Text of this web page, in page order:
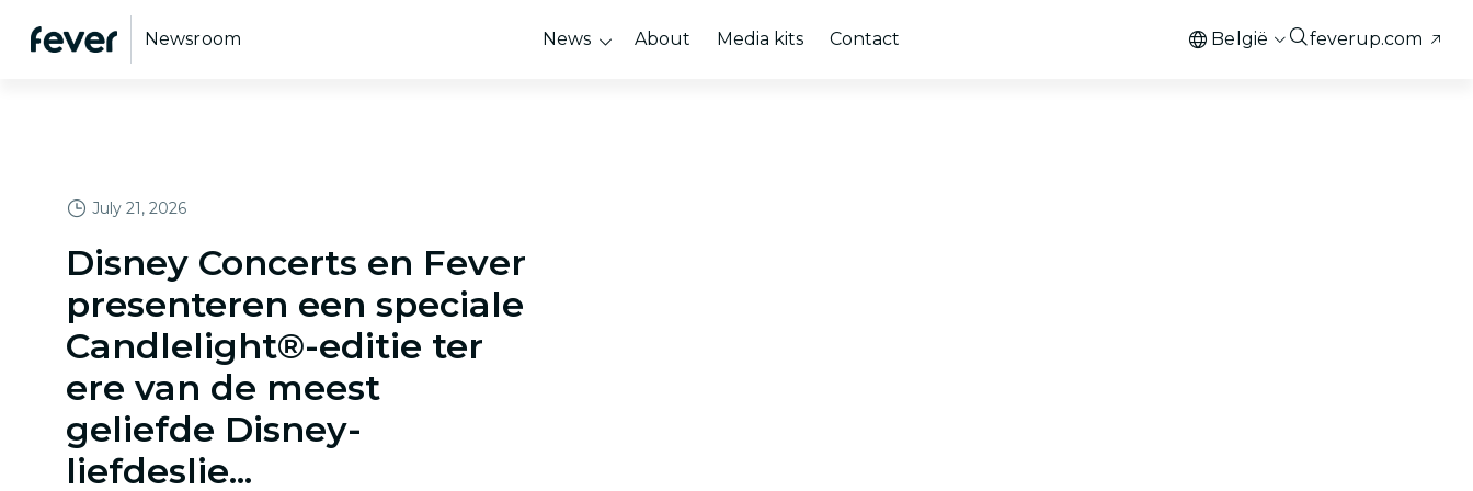
Newsroom News About Media kits Contact België feverup.com
July 21, 2026
Disney Concerts en Fever
presenteren een speciale
Candlelight®-editie ter
ere van de meest
geliefde Disney-
liefdeslie...